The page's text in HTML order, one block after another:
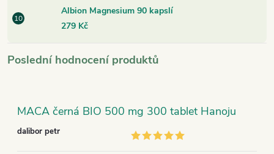
Albion Magnesium 90 kapslí
279 Kč
Poslední hodnocení produktů
MACA černá BIO 500 mg 300 tablet Hanoju
dalibor petr